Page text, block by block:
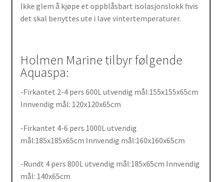
Ikke glem å kjøpe et oppblåsbart isolasjonslokk hvis
det skal benyttes ute i lave vintertemperaturer.
Holmen Marine tilbyr følgende
Aquaspa:
-Firkantet 2-4 pers 600L utvendig mål:155x155x65cm
Innvendig mål: 120x120x65cm
-Firkantet 4-6 pers 1000L utvendig
mål:185x185x65cm Innvendig mål:160x160x65cm
-Rundt 4 pers 800L utvendig mål:185x65cm Innvendig
mål: 140x65cm